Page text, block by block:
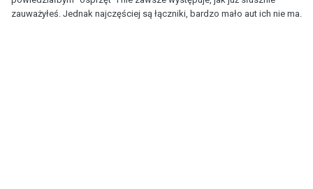
zauważyłeś. Jednak najczęściej są łączniki, bardzo mało aut ich nie ma.